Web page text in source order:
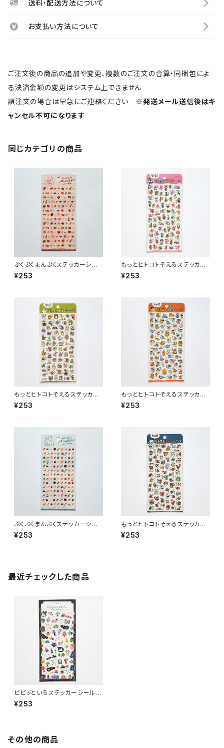
送料・配送方法について
お支払い方法について
ご注文後の商品の追加や変更、複数のご注文の合算・同梱包によ
る決済金額の変更はシステム上できません
誤注文の場合は早急にご連絡ください ※発送メール送信後はキ
ャンセル不可になります
同じカテゴリの商品
ぷくぷくまんぷくステッカーシー
ル 82319 町中華
¥253
もっとヒトコトそえるステッカー
シール 82793 うさぎたち
ピンク
¥253
もっとヒトコトそえるステッカー
シール 82794 くまたち グリ
ーン
¥253
もっとヒトコトそえるステッカー
シール 82792 ねこたち オ
レンジ
¥253
ぷくぷくまんぷくステッカーシー
ル 82318 寿司
¥253
もっとヒトコトそえるステッカー
シール 82789 いぬたち ネ
イビー
¥253
最近チェックした商品
ビビッといろステッカーシール 8
2729 よふかし ブラック
¥253
その他の商品